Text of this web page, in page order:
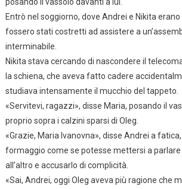
Entrò nel soggiorno, dove Andrei e Nikita
fossero stati costretti ad assistere a
interminabile.
Nikita stava cercando di nascondere il
la schiena, che aveva fatto cadere
studiava intensamente il mucchio del tappeto.
«Servitevi, ragazzi», disse Maria, posando il
proprio sopra i calzini sparsi di Oleg.
«Grazie, Maria Ivanovna», disse Andrei a
formaggio come se potesse mettersi a
all’altro e accusarlo di complicità.
«Sai, Andrei, oggi Oleg aveva più ragione che